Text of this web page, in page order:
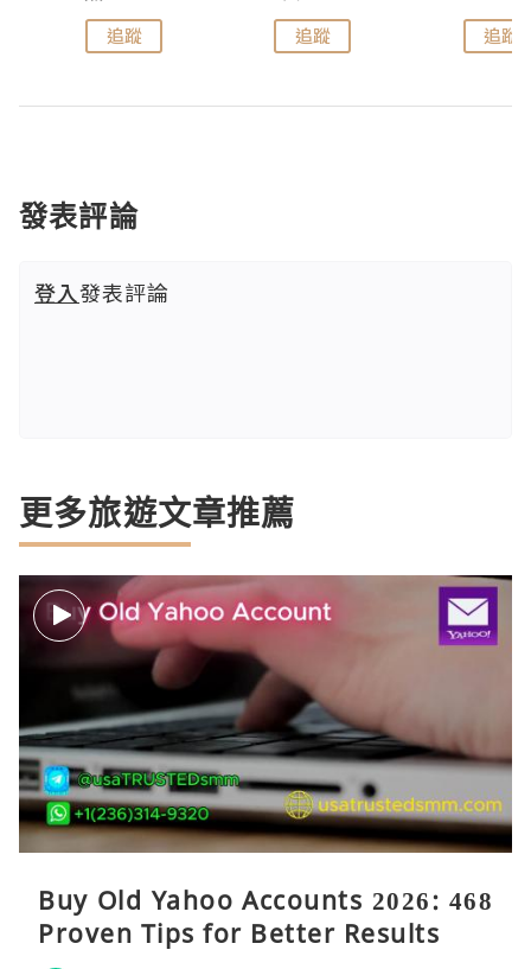
追蹤 追蹤 追蹤
發表評論
登入發表評論
更多旅遊文章推薦
Buy Old Yahoo Accounts 2026: 468
Proven Tips for Better Results